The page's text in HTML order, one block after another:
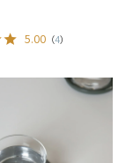
5.00 （4）